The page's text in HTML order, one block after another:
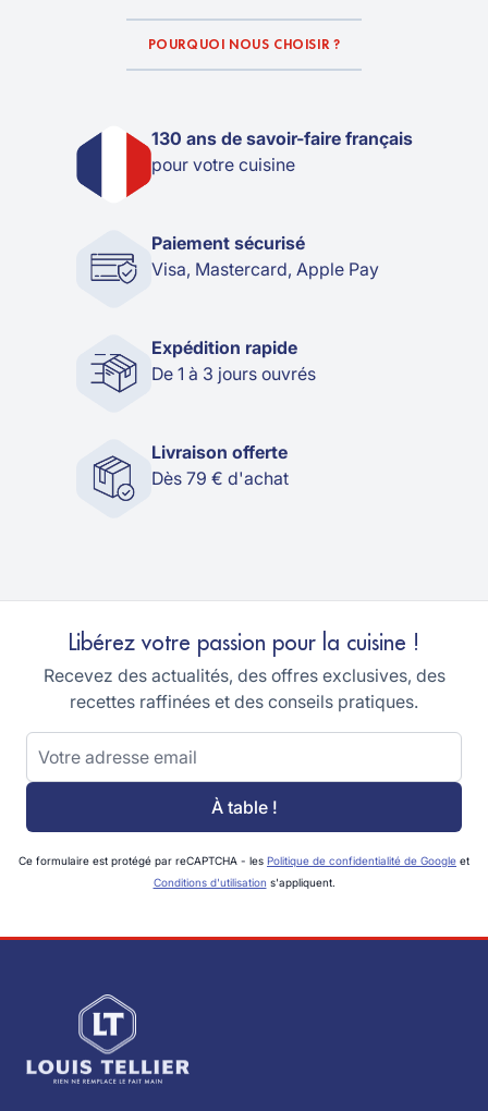
POURQUOI NOUS CHOISIR ?
130 ans de savoir-faire français
pour votre cuisine
Paiement sécurisé
Visa, Mastercard, Apple Pay
Expédition rapide
De 1 à 3 jours ouvrés
Livraison offerte
Dès 79 € d'achat
Libérez votre passion pour la cuisine !
Recevez des actualités, des offres exclusives, des
recettes raffinées et des conseils pratiques.
Adresse email
À table !
Ce formulaire est protégé par reCAPTCHA - les Politique de confidentialité de Google et
Conditions d'utilisation s'appliquent.